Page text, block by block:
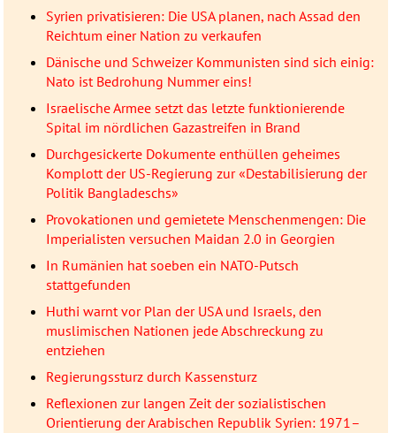
Syrien privatisieren: Die USA planen, nach Assad den
Reichtum einer Nation zu verkaufen
Dänische und Schweizer Kommunisten sind sich einig:
Nato ist Bedrohung Nummer eins!
Israelische Armee setzt das letzte funktionierende
Spital im nördlichen Gazastreifen in Brand
Durchgesickerte Dokumente enthüllen geheimes
Komplott der US-Regierung zur «Destabilisierung der
Politik Bangladeschs»
Provokationen und gemietete Menschenmengen: Die
Imperialisten versuchen Maidan 2.0 in Georgien
In Rumänien hat soeben ein NATO-Putsch
stattgefunden
Huthi warnt vor Plan der USA und Israels, den
muslimischen Nationen jede Abschreckung zu
entziehen
Regierungssturz durch Kassensturz
Reflexionen zur langen Zeit der sozialistischen
Orientierung der Arabischen Republik Syrien: 1971–